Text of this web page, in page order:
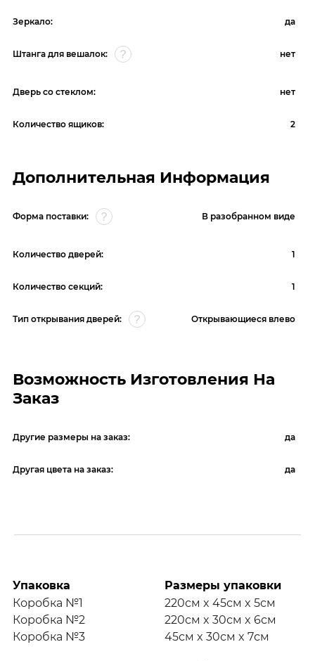
Зеркало: да
Штанга для вешалок: нет
Дверь со стеклом: нет
Количество ящиков: 2
Дополнительная Информация
Форма поставки: В разобранном виде
Количество дверей: 1
Количество секций: 1
Тип открывания дверей: Открывающиеся влево
Возможность Изготовления На
Заказ
Другие размеры на заказ: да
Другая цвета на заказ: да
Упаковка
Коробка №1
Коробка №2
Коробка №3
Размеры упаковки
220см x 45см x 5см
220см x 30см x 6см
45см x 30см x 7см